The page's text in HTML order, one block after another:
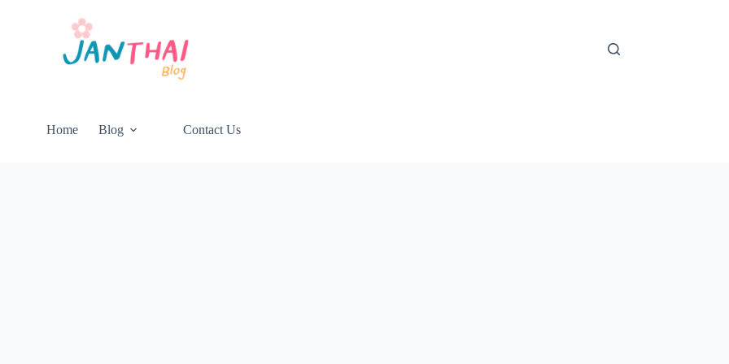
Home Blog Contact Us